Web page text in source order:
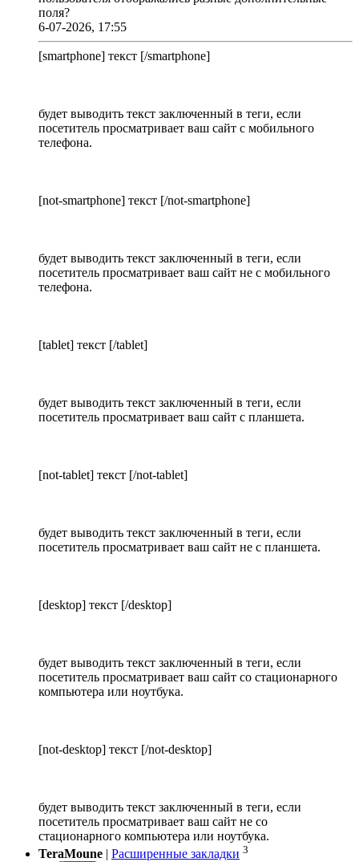
поля?
6-07-2026, 17:55
[smartphone] текст [/smartphone]
будет выводить текст заключенный в теги, если
посетитель просматривает ваш сайт с мобильного
телефона.
[not-smartphone] текст [/not-smartphone]
будет выводить текст заключенный в теги, если
посетитель просматривает ваш сайт не с мобильного
телефона.
[tablet] текст [/tablet]
будет выводить текст заключенный в теги, если
посетитель просматривает ваш сайт с планшета.
[not-tablet] текст [/not-tablet]
будет выводить текст заключенный в теги, если
посетитель просматривает ваш сайт не с планшета.
[desktop] текст [/desktop]
будет выводить текст заключенный в теги, если
посетитель просматривает ваш сайт со стационарного
компьютера или ноутбука.
[not-desktop] текст [/not-desktop]
будет выводить текст заключенный в теги, если
посетитель просматривает ваш сайт не со
стационарного компьютера или ноутбука.
TeraMoune
Расширенные закладки 3